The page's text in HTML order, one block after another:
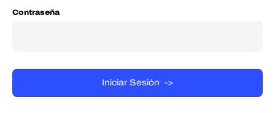
Contraseña